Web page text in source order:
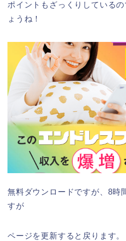
ポイントもざっくりしている
ょうね！
無料ダウンロードですが、8時
すが
ページを更新すると戻ります。